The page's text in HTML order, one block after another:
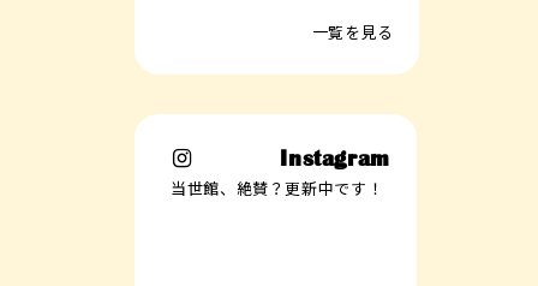
一覧を見る
Instagram
当世館、絶賛？更新中です！